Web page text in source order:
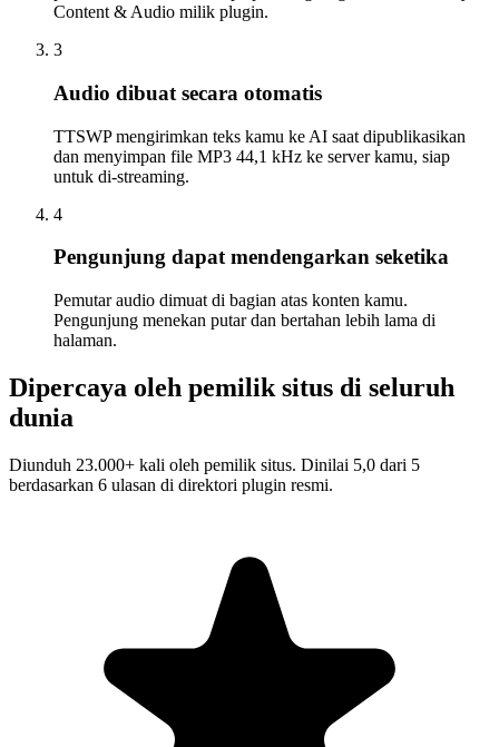
Content & Audio milik plugin.
3
Audio dibuat secara otomatis
TTSWP mengirimkan teks kamu ke AI saat dipublikasikan
dan menyimpan file MP3 44,1 kHz ke server kamu, siap
untuk di-streaming.
4
Pengunjung dapat mendengarkan seketika
Pemutar audio dimuat di bagian atas konten kamu.
Pengunjung menekan putar dan bertahan lebih lama di
halaman.
Dipercaya oleh pemilik situs di seluruh
dunia
Diunduh 23.000+ kali oleh pemilik situs. Dinilai 5,0 dari 5
berdasarkan 6 ulasan di direktori plugin resmi.